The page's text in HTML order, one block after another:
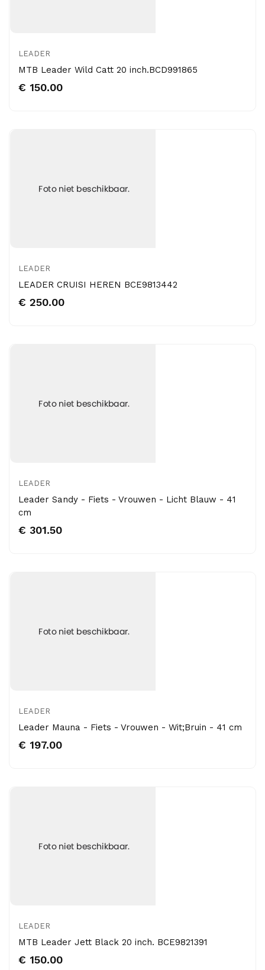
LEADER
MTB Leader Wild Catt 20 inch.BCD991865
€ 150.00
LEADER
LEADER CRUISI HEREN BCE9813442
€ 250.00
LEADER
Leader Sandy - Fiets - Vrouwen - Licht Blauw - 41
cm
€ 301.50
LEADER
Leader Mauna - Fiets - Vrouwen - Wit;Bruin - 41 cm
€ 197.00
LEADER
MTB Leader Jett Black 20 inch. BCE9821391
€ 150.00